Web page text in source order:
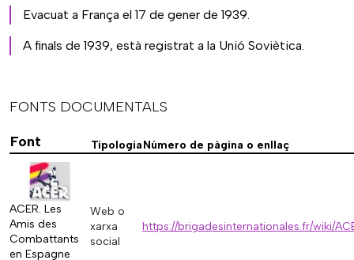
Evacuat a França el 17 de gener de 1939.
A finals de 1939, està registrat a la Unió Soviètica.
FONTS DOCUMENTALS
Font
TipologiaNúmero de pàgina o enllaç
ACER. Les
Amis des
Combattants
en Espagne
Web o
xarxa
social
https://brigadesinternationales.fr/wiki/